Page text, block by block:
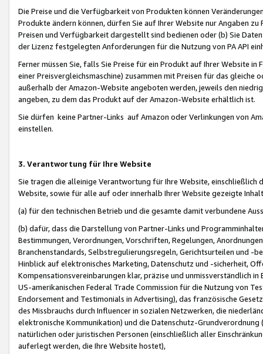
Die Preise und die Verfügbarkeit von Produkten können
Produkte ändern können, dürfen Sie auf Ihrer Website nur Angaben
Preisen und Verfügbarkeit dargestellt sind bedienen oder (b) Sie
der Lizenz festgelegten Anforderungen für die Nutzung von PA API
Ferner müssen Sie, falls Sie Preise für ein Produkt auf Ihrer Website
einer Preisvergleichsmaschine) zusammen mit Preisen für das
außerhalb der Amazon-Website angeboten werden, jeweils den
angeben, zu dem das Produkt auf der Amazon-Website erhältlich ist.
Sie dürfen keine Partner-Links auf Amazon oder Verlinkungen von
einstellen.
3. Verantwortung für Ihre Website
Sie tragen die alleinige Verantwortung für Ihre Website,
Website, sowie für alle auf oder innerhalb Ihrer Website gezeigte
(a) für den technischen Betrieb und die gesamte damit verbundene
(b) dafür, dass die Darstellung von Partner-Links und
Bestimmungen, Verordnungen, Vorschriften, Regelungen,
Branchenstandards, Selbstregulierungsregeln, Gerichtsurteilen und -
Hinblick auf elektronisches Marketing, Datenschutz und -sicherheit,
Kompensationsvereinbarungen klar, präzise und unmissverständlich
US-amerikanischen Federal Trade Commission für die Nutzung von
Endorsement and Testimonials in Advertising), das französische
des Missbrauchs durch Influencer in sozialen Netzwerken, die
elektronische Kommunikation) und die Datenschutz-
natürlichen oder juristischen Personen (einschließlich aller
auferlegt werden, die Ihre Website hostet),